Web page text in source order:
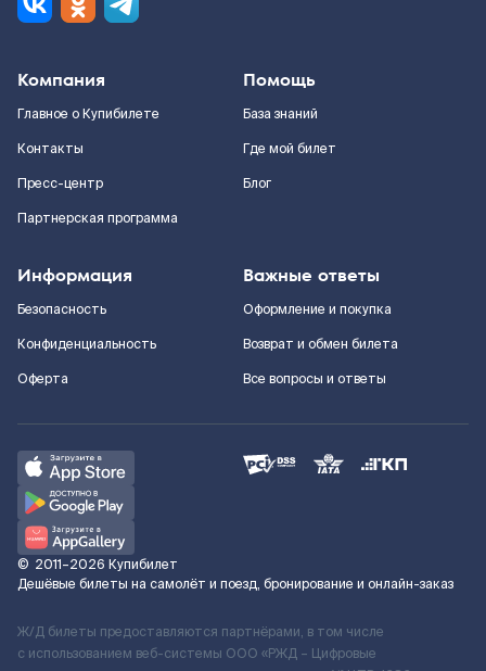
Компания
Главное о Купибилете
Контакты
Пресс-центр
Партнерская программа
Помощь
База знаний
Где мой билет
Блог
Информация
Безопасность
Конфиденциальность
Оферта
Важные ответы
Оформление и покупка
Возврат и обмен билета
Все вопросы и ответы
© 2011–2026 Купибилет
Дешёвые билеты на самолёт и поезд, бронирование и онлайн-заказ
Ж/Д билеты предоставляются партнёрами, в том числе
с использованием веб-системы ООО «РЖД – Цифровые